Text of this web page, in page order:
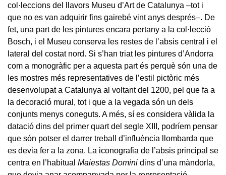
col·leccions del llavors Museu d’Art de Catalunya –tot i
que no es van adquirir fins gairebé vint anys després–. De
fet, una part de les pintures encara pertany a la col·lecció
Bosch, i el Museu conserva les restes de l’absis central i el
lateral del costat nord. Si s’han triat les pintures d’Andorra
com a monogràfic per a aquesta part és perquè són una de
les mostres més representatives de l’estil pictòric més
desenvolupat a Catalunya al voltant del 1200, pel que fa a
la decoració mural, tot i que a la vegada són un dels
conjunts menys coneguts. A més, sí es considera vàlida la
datació dins del primer quart del segle XIII, podríem pensar
que són potser el darrer treball d’influència llombarda que
es devia fer a la zona. La iconografia de l’absis principal se
centra en l’habitual Maiestas Domini dins d’una màndorla,